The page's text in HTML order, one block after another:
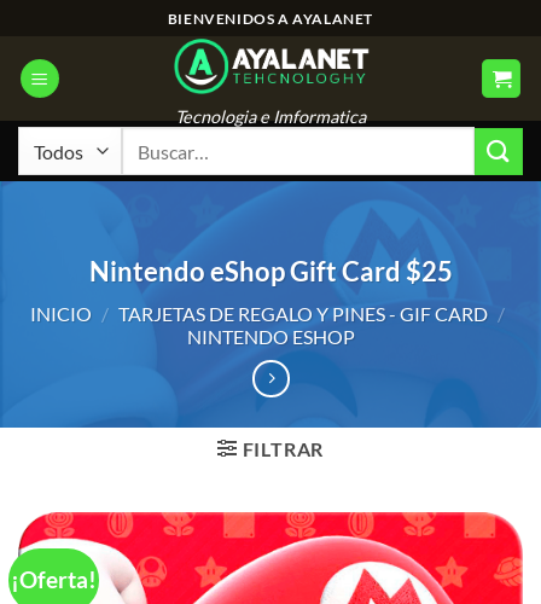
contenido
BIENVENIDOS A AYALANET
Tecnologia e Imformatica
Nintendo eShop Gift Card $25
INICIO / TARJETAS DE REGALO Y PINES - GIF CARD /
NINTENDO ESHOP
FILTRAR
¡Oferta!